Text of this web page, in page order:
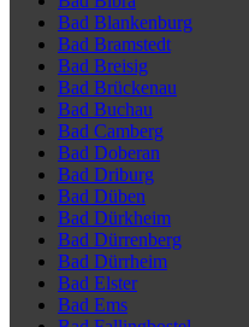
Bad Blankenburg
Bad Bramstedt
Bad Breisig
Bad Brückenau
Bad Buchau
Bad Camberg
Bad Doberan
Bad Driburg
Bad Düben
Bad Dürkheim
Bad Dürrenberg
Bad Dürrheim
Bad Elster
Bad Ems